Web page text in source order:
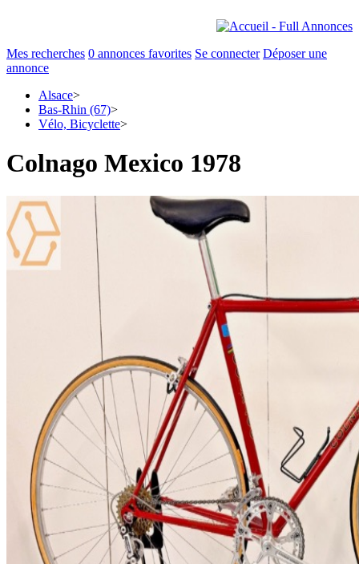
Mes recherches 0 annonces favorites Se connecter Déposer une
annonce
Alsace>
Bas-Rhin (67)>
Vélo, Bicyclette>
Colnago Mexico 1978